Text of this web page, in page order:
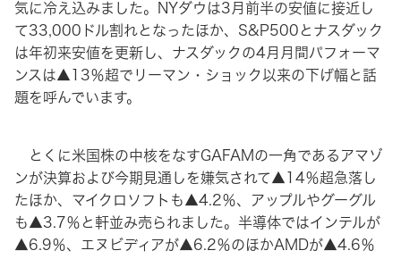
気に冷え込みました。NYダウは3月前半の安値に接近し
て33,000ドル割れとなったほか、S&P500とナスダック
は年初来安値を更新し、ナスダックの4月月間パフォーマ
ンスは▲13％超でリーマン・ショック以来の下げ幅と話
題を呼んでいます。
とくに米国株の中核をなすGAFAMの一角であるアマゾ
ンが決算および今期見通しを嫌気されて▲14％超急落し
たほか、マイクロソフトも▲4.2％、アップルやグーグル
も▲3.7％と軒並み売られました。半導体ではインテルが
▲6.9％、エヌビディアが▲6.2％のほかAMDが▲4.6％